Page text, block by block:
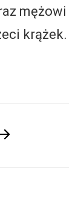
mężowi
krążek.